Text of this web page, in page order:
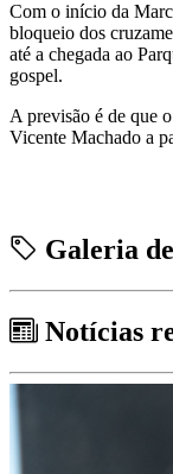
Com o início da
bloqueio dos
até a chegada ao
gospel.
A previsão é de que
Vicente Machado a
Galeria
Notícias